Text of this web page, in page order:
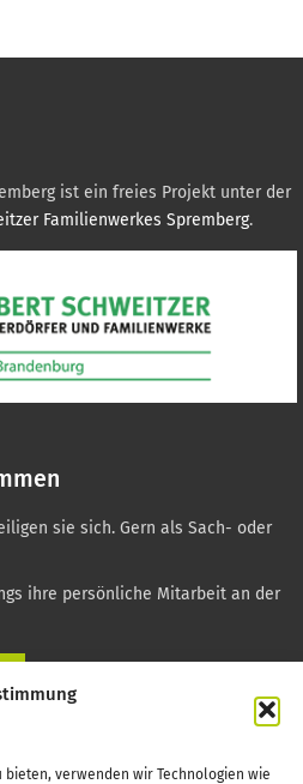
verwenden wir Technologien wie
ist ein freies Projekt unter der
Familienwerkes Spremberg.
sie sich. Gern als Sach- oder
ihre persönliche Mitarbeit an der